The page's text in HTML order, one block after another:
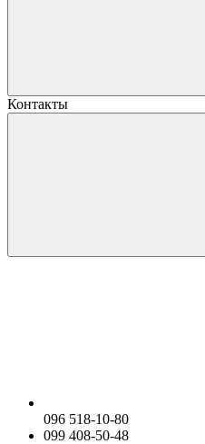
Контакты
096 518-10-80
099 408-50-48